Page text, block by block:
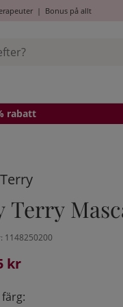
| Bonus på allt
rabatt
Terry
1148250200
kr